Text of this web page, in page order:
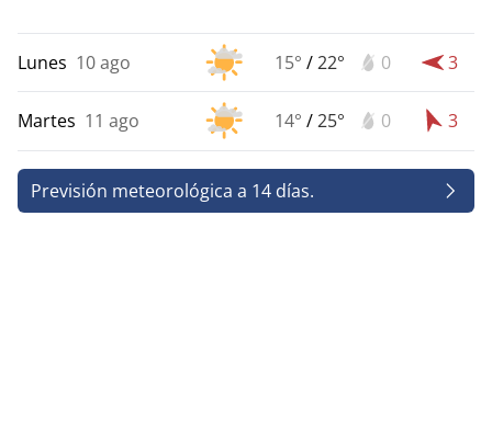
Lunes 10 ago 15° /22° 0 3
Martes 11 ago 14° /25° 0 3
Previsión meteorológica a 14 días.